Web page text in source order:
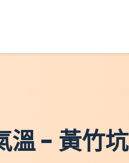
溫 - 黃竹坑